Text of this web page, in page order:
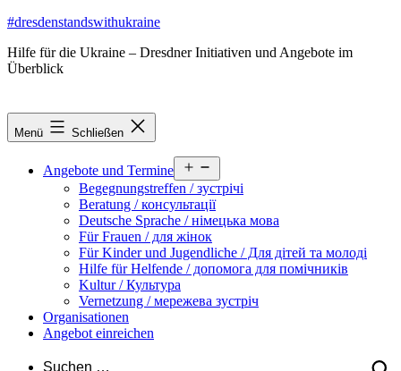
Zum
springen
#dresdenstandswithukraine
Hilfe für die Ukraine – Dresdner Initiativen und Angebote im
Überblick
Menü Schließen
Angebote und Termine
öffnen
Begegnungstreffen / зустрічі
Beratung / консультації
Deutsche Sprache / німецька мова
Für Frauen / для жінок
Für Kinder und Jugendliche / Для дітей та молоді
Hilfe für Helfende / допомога для помічників
Kultur / Культура
Vernetzung / мережева зустріч
Organisationen
Angebot einreichen
Suchen …